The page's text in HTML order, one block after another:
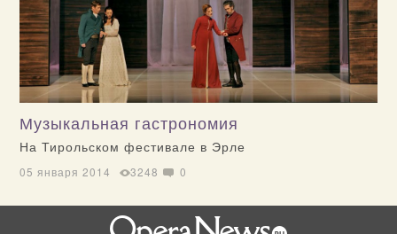
Музыкальная гастрономия
На Тирольском фестивале в Эрле
05 января 2014 3248 0